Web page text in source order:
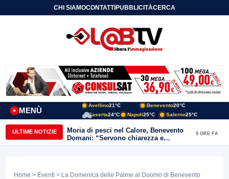
CHI SIAMOCONTATTIPUBBLICITÀCERCA
MENÙ
+
Avellino21°C Benevento20°C
Caserta24°C Napoli25°C Salerno25°C
ULTIME NOTIZIE
Moria di pesci nel Calore, Benevento
Domani: “Servono chiarezza e
approfondimenti sulla gestione
9 ORE FA
Home > Eventi > La Domenica delle Palme al Duomo di Benevento